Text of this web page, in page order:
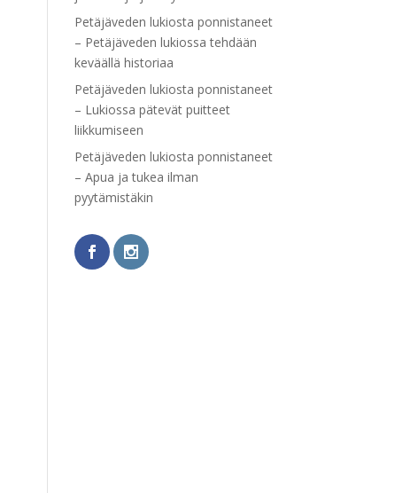
Petäjäveden lukiosta ponnistaneet
– Petäjäveden lukiossa tehdään
keväällä historiaa
Petäjäveden lukiosta ponnistaneet
– Lukiossa pätevät puitteet
liikkumiseen
Petäjäveden lukiosta ponnistaneet
– Apua ja tukea ilman
pyytämistäkin